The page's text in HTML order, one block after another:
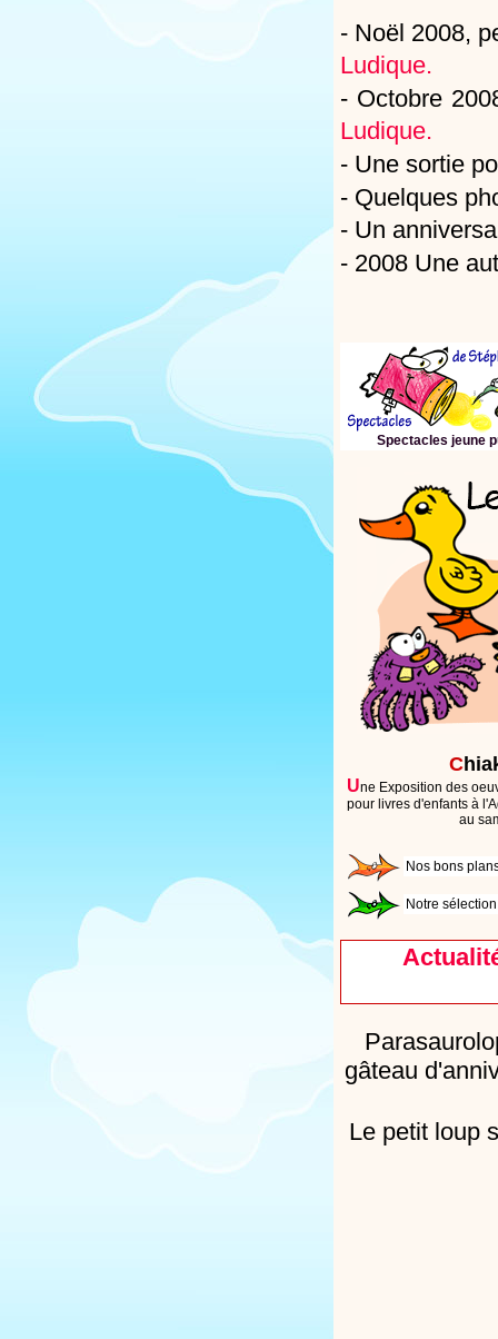
- Noël 2008,
Ludique.
- Octobre
Ludique.
- Une sortie
- Quelques
- Un
- 2008 Une
Spectacles jeune
C
Une Exposition des
pour livres d'enfants à
au
Nos bons
Notre
gâteau
Le petit loup